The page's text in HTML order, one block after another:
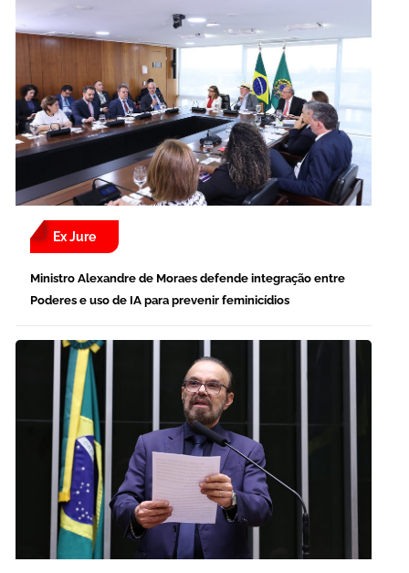
Ex Jure
Ministro Alexandre de Moraes defende integração entre
Poderes e uso de IA para prevenir feminicídios